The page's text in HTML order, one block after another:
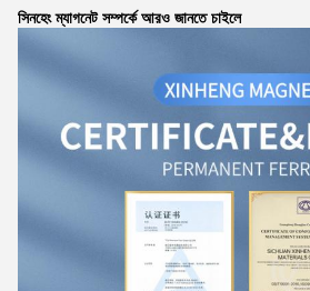
সিনহেং ম্যাগনেট সম্পর্কে আরও জানতে চাইলে